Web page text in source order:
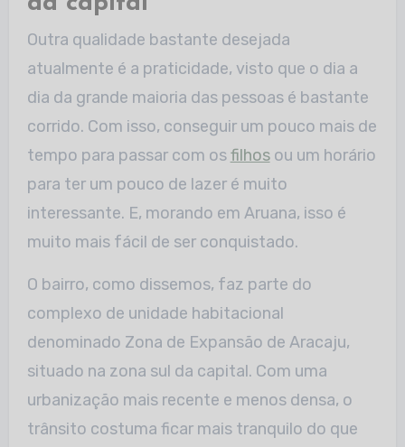
Outra qualidade bastante desejada
atualmente é a praticidade, visto que o dia a
dia da grande maioria das pessoas é bastante
corrido. Com isso, conseguir um pouco mais de
tempo para passar com osfilhosou um horário
para ter um pouco de lazer é muito
interessante. E, morando em Aruana, isso é
muito mais fácil de ser conquistado.
O bairro, como dissemos, faz parte do
complexo de unidade habitacional
denominado Zona de Expansão de Aracaju,
situado na zona sul da capital. Com uma
urbanização mais recente e menos densa, o
trânsito costuma ficar mais tranquilo do que